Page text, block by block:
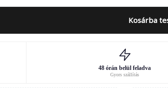
Kosárba
48 órán belül feladva
Gyors szállítás